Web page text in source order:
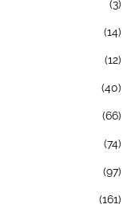
(3)
(14)
(12)
(40)
(66)
(74)
(97)
(161)